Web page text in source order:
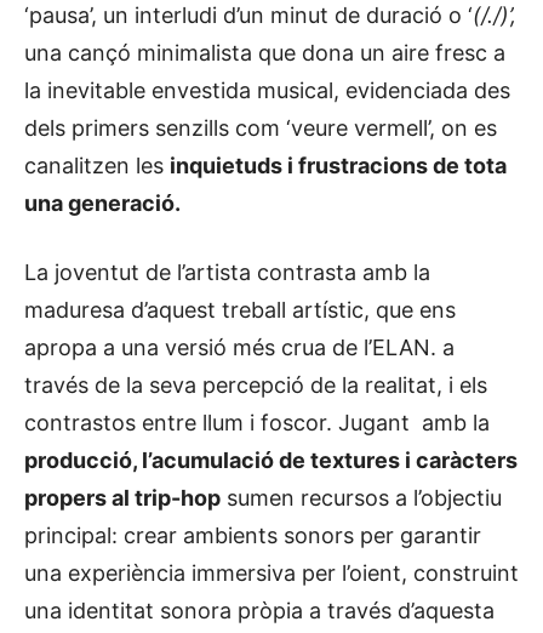
‘pausa’, un interludi d’un minut de duració o ‘(/./)’,
una cançó minimalista que dona un aire fresc a
la inevitable envestida musical, evidenciada des
dels primers senzills com ‘veure vermell’, on es
canalitzen les inquietuds i frustracions de tota
una generació.
La joventut de l’artista contrasta amb la
maduresa d’aquest treball artístic, que ens
apropa a una versió més crua de l’ELAN. a
través de la seva percepció de la realitat, i els
contrastos entre llum i foscor. Jugant amb la
producció, l’acumulació de textures i caràcters
propers al trip-hop sumen recursos a l’objectiu
principal: crear ambients sonors per garantir
una experiència immersiva per l’oient, construint
una identitat sonora pròpia a través d’aquesta